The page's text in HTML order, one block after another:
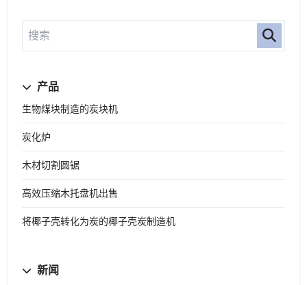
产品
生物煤块制造的炭块机
炭化炉
木材切割圆锯
高效压缩木托盘机出售
将椰子壳转化为炭的椰子壳炭制造机
新闻